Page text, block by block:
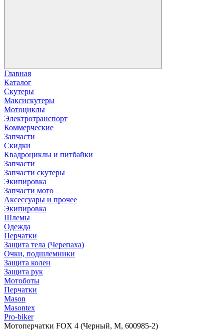
Главная
Каталог
Скутеры
Максискутеры
Мотоциклы
Электротранспорт
Коммерческие
Запчасти
Скидки
Квадроциклы и питбайки
Запчасти
Запчасти скутеры
Экипировка
Запчасти мото
Аксессуары и прочее
Экипировка
Шлемы
Одежда
Перчатки
Защита тела (Черепаха)
Очки, подшлемники
Защита колен
Защита рук
Мотоботы
Перчатки
Mason
Masontex
Pro-biker
Мотоперчатки FOX 4 (Черный, M, 600985-2)